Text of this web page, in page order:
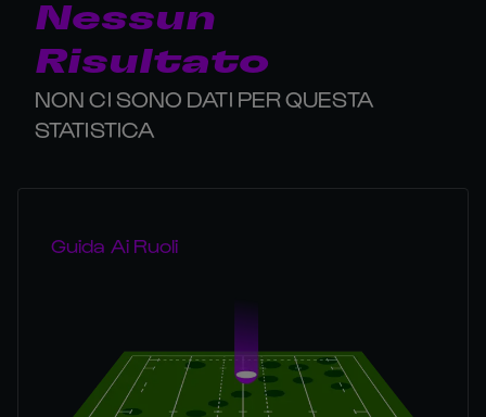
Nessun
Risultato
NON CI SONO DATI PER QUESTA
STATISTICA
Guida Ai Ruoli